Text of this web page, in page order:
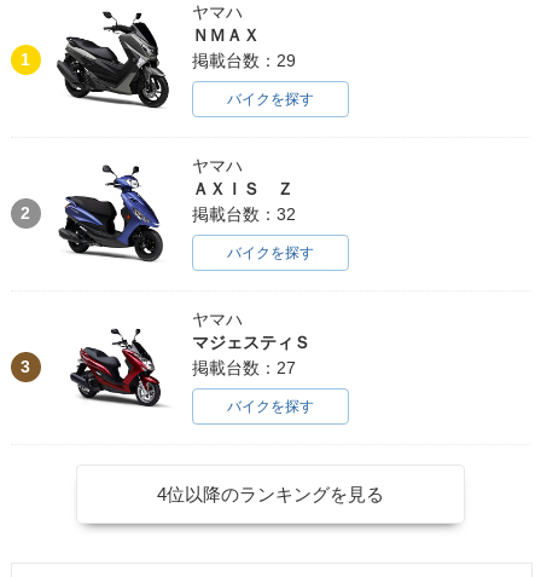
1
ヤマハ
ＮＭＡＸ
掲載台数：29
バイクを探す
2
ヤマハ
ＡＸＩＳ Ｚ
掲載台数：32
バイクを探す
3
ヤマハ
マジェスティＳ
掲載台数：27
バイクを探す
4位以降のランキングを見る